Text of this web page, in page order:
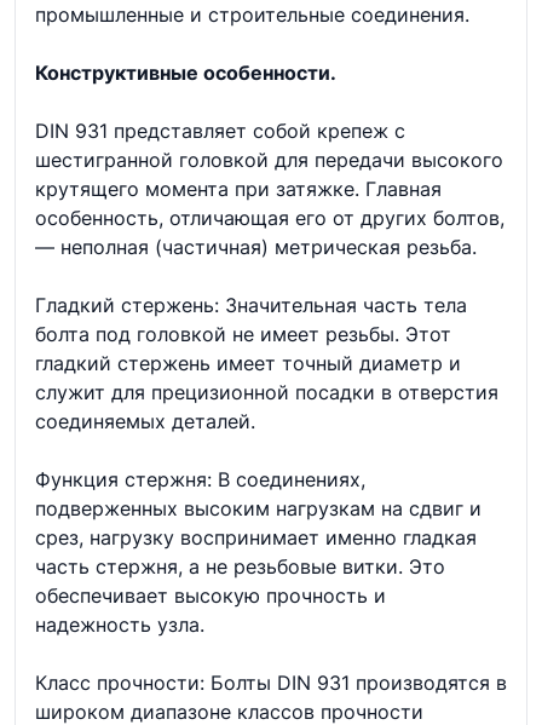
промышленные и строительные соединения.
Конструктивные особенности.
DIN 931 представляет собой крепеж с
шестигранной головкой для передачи высокого
крутящего момента при затяжке. Главная
особенность, отличающая его от других болтов,
— неполная (частичная) метрическая резьба.
Гладкий стержень: Значительная часть тела
болта под головкой не имеет резьбы. Этот
гладкий стержень имеет точный диаметр и
служит для прецизионной посадки в отверстия
соединяемых деталей.
Функция стержня: В соединениях,
подверженных высоким нагрузкам на сдвиг и
срез, нагрузку воспринимает именно гладкая
часть стержня, а не резьбовые витки. Это
обеспечивает высокую прочность и
надежность узла.
Класс прочности: Болты DIN 931 производятся в
широком диапазоне классов прочности